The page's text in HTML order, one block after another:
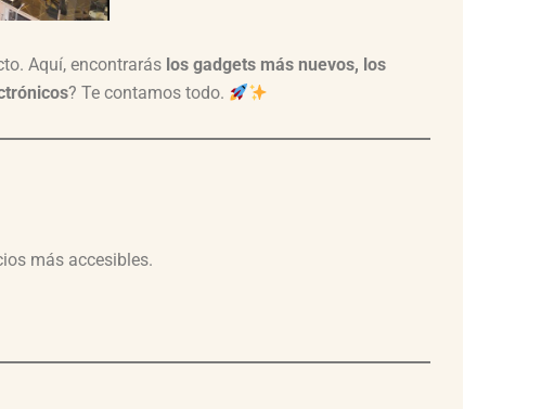
Aquí, encontrarás los gadgets más nuevos, los
? Te contamos todo.
más accesibles.